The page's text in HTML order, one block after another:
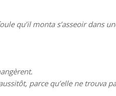
qu’il monta s’asseoir dans
parce qu’elle ne trouva